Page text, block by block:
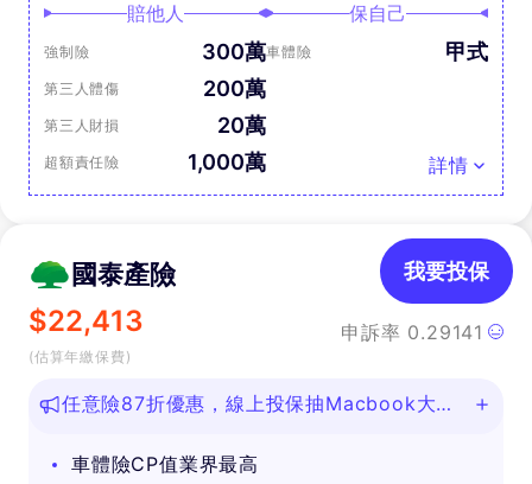
賠他人
強制險 300萬
第三人體傷 200萬
第三人財損 20萬
超額責任險 1,000萬
保自己
車體險 甲式
詳情
國泰產險
$22,413
(估算年繳保費)
申訴率 0.29141
我要投保
任意險87折優惠，線上投保抽Macbook大
車體險CP值業界最高